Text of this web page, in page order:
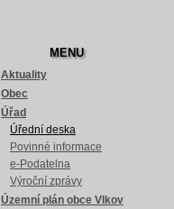
MENU
Aktuality
Obec
Úřad
Úřední deska
Povinné informace
e-Podatelna
Výroční zprávy
Územní plán obce Vlkov